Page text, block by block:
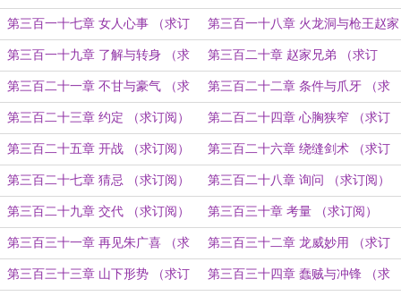
订阅） 阅）
第三百一十七章 女人心事 （求订
阅）
第三百一十八章 火龙洞与枪王赵家
（求订阅）
第三百一十九章 了解与转身 （求
订阅）
第三百二十章 赵家兄弟 （求订
阅）
第三百二十一章 不甘与豪气 （求
订阅）
第三百二十二章 条件与爪牙 （求
订阅）
第三百二十三章 约定 （求订阅） 第二百二十四章 心胸狭窄 （求订
阅）
第三百二十五章 开战 （求订阅） 第三百二十六章 绕缝剑术 （求订
阅）
第三百二十七章 猜忌 （求订阅） 第三百二十八章 询问 （求订阅）
第三百二十九章 交代 （求订阅） 第三百三十章 考量 （求订阅）
第三百三十一章 再见朱广喜 （求
订阅）
第三百三十二章 龙威妙用 （求订
阅）
第三百三十三章 山下形势 （求订 第三百三十四章 蠢贼与冲锋 （求